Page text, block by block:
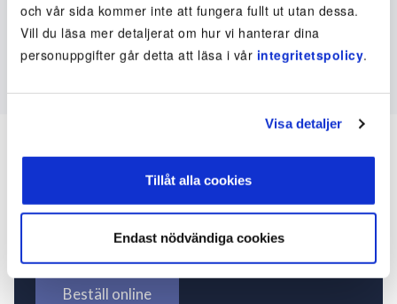
och vår sida kommer inte att fungera fullt ut utan dessa.
Vill du läsa mer detaljerat om hur vi hanterar dina
personuppgifter går detta att läsa i vår integritetspolicy.
Visa detaljer
Tillåt alla cookies
Endast nödvändiga cookies
Inte kund ännu? Kom
igång nu!
Beställ online